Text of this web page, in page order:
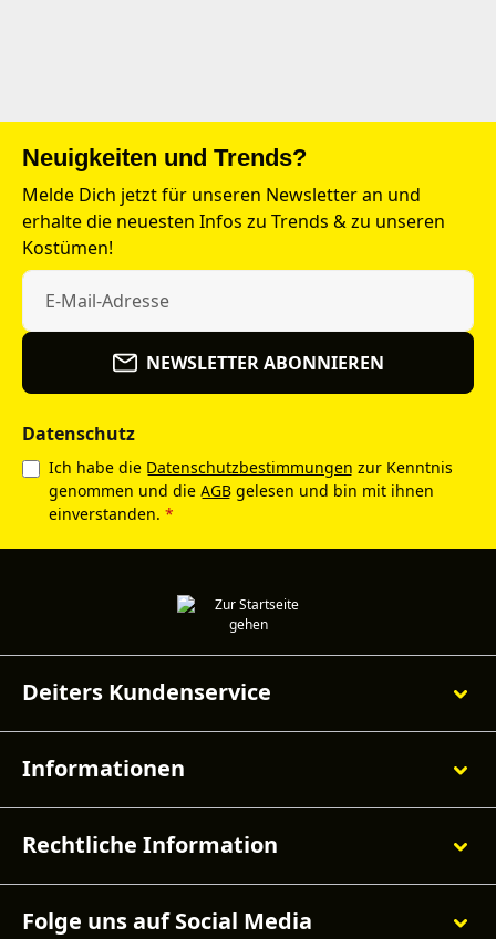
Neuigkeiten und Trends?
Melde Dich jetzt für unseren Newsletter an und
erhalte die neuesten Infos zu Trends & zu unseren
Kostümen!
NEWSLETTER ABONNIEREN
Datenschutz
Ich habe die Datenschutzbestimmungen zur Kenntnis
genommen und die AGB gelesen und bin mit ihnen
einverstanden. *
Deiters Kundenservice
Informationen
Rechtliche Information
Folge uns auf Social Media